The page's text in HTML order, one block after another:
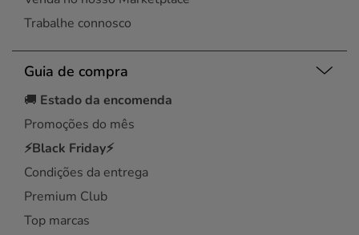
Trabalhe connosco
Guia de compra
🚚 Estado da encomenda
Promoções do mês
⚡Black Friday⚡
Condições da entrega
Premium Club
Top marcas